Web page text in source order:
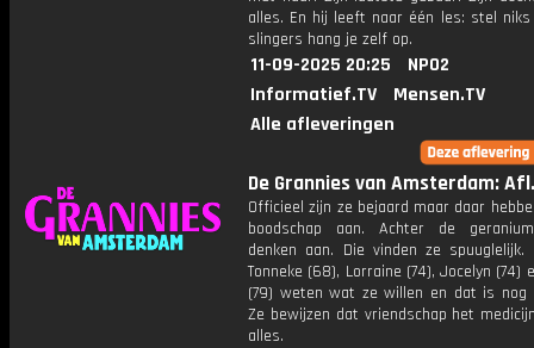
alles. En hij leeft naar één les: stel
slingers hang je zelf op.
11-09-2025 20:25
NPO2
Informatief.TV
Mensen.TV
Alle afleveringen
De Grannies van Amsterdam:
Officieel zijn ze bejaard maar daar
boodschap aan. Achter de
denken aan. Die vinden ze spuuglelijk.
Tonneke (68), Lorraine (74), Jocelyn (74)
(79) weten wat ze willen en dat is nog
Ze bewijzen dat vriendschap het
alles.